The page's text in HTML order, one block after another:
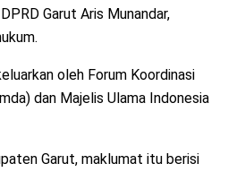
Garut Aris Munandar,
oleh Forum Koordinasi
dan Majelis Ulama Indonesia
Garut, maklumat itu berisi